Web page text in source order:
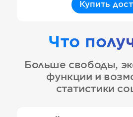
Купить
Что
Больше свободы,
функции и
статистики